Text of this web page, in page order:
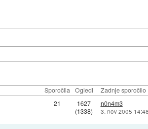
Sporočila Ogledi Zadnje sporočilo
21
1627
(1338)
n0n4m3
3. nov 2005